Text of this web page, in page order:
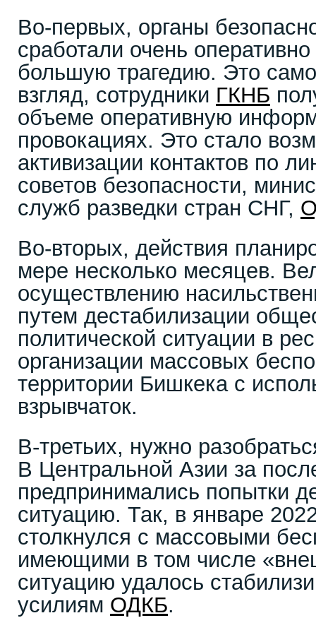
Во-первых, органы
сработали очень
большую трагедию. Это
взгляд, сотрудники ГКНБ
объеме оперативную
провокациях. Это стало
активизации контактов по
советов безопасности,
служб разведки стран СНГ,
Во-вторых, действия
мере несколько месяцев.
осуществлению
путем дестабилизации
политической ситуации в
организации массовых
территории Бишкека с
взрывчаток.
В-третьих, нужно
В Центральной Азии за
предпринимались попытки
ситуацию. Так, в январе
столкнулся с массовыми
имеющими в том числе
ситуацию удалось
усилиям ОДКБ.